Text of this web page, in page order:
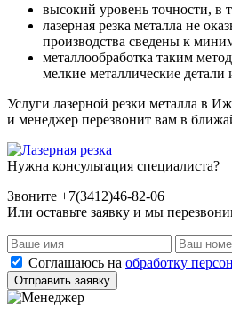
высокий уровень точности, в
лазерная резка металла не
производства сведены к
металлообработка таким
мелкие металлические
Услуги лазерной резки металла в
и менеджер перезвонит вам в
Нужна консультация специалиста?
Звоните +7(3412)46-82-06
Или оставьте заявку и мы
Соглашаюсь на обработку
Отправить заявку